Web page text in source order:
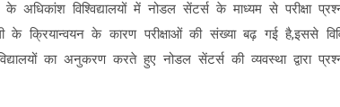
अधिकांश विश्विद्यालयों में नोडल सेंटर्स के माध्यम से परीक्षा
के क्रियान्वयन के कारण परीक्षाओं की संख्या बढ़ गई है,इससे
का अनुकरण करते हुए नोडल सेंटर्स की व्यवस्था द्वारा